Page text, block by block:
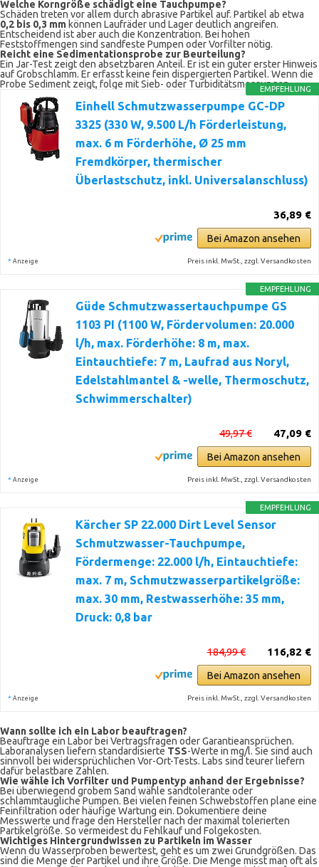
Welche Korngröße schädigt eine Tauchpumpe?
Schäden treten vor allem durch abrasive Partikel auf. Partikel ab etwa
0,2 bis 0,3 mm können Laufräder und Lager deutlich angreifen.
Entscheidend ist aber auch die Konzentration. Bei hohen
Feststoffmengen sind sandfeste Pumpen oder Vorfilter nötig.
Reicht eine Sedimentationsprobe zur Beurteilung?
Ein Jar-Test zeigt den absetzbaren Anteil. Er ist ein guter erster Hinweis
auf Grobschlamm. Er erfasst keine fein dispergierten Partikel. Wenn die
Probe Sediment zeigt, folge mit Sieb- oder Turbiditätsmessungen.
EMPFEHLUNG
Einhell Schmutzwasserpumpe GC-DP
3325 (330 W, 9.500 L/h Förderleistung,
max. 6 m Förderhöhe, Ø 25 mm
Fremdkörper, thermischer
Überlastschutz, inkl. Universalanschluss)
36,89 €
Bei Amazon ansehen
* Anzeige Preis inkl. MwSt., zzgl. Versandkosten
EMPFEHLUNG
Güde Schmutzwassertauchpumpe GS
1103 PI (1100 W, Fördervolumen: 20.000
l/h, max. Förderhöhe: 8 m, max.
Eintauchtiefe: 7 m, Laufrad aus Noryl,
Edelstahlmantel & -welle, Thermoschutz,
Schwimmerschalter)
47,09 €
49,97 €
Bei Amazon ansehen
* Anzeige Preis inkl. MwSt., zzgl. Versandkosten
EMPFEHLUNG
Kärcher SP 22.000 Dirt Level Sensor
Schmutzwasser-Tauchpumpe,
Fördermenge: 22.000 l/h, Eintauchtiefe:
max. 7 m, Schmutzwasserpartikelgröße:
max. 30 mm, Restwasserhöhe: 35 mm,
Druck: 0,8 bar
116,82 €
184,99 €
Bei Amazon ansehen
* Anzeige Preis inkl. MwSt., zzgl. Versandkosten
Wann sollte ich ein Labor beauftragen?
Beauftrage ein Labor bei Vertragsfragen oder Garantieansprüchen.
Laboranalysen liefern standardisierte TSS-Werte in mg/l. Sie sind auch
sinnvoll bei widersprüchlichen Vor-Ort-Tests. Labs sind teurer liefern
dafür belastbare Zahlen.
Wie wähle ich Vorfilter und Pumpentyp anhand der Ergebnisse?
Bei überwiegend grobem Sand wähle sandtolerante oder
schlammtaugliche Pumpen. Bei vielen feinen Schwebstoffen plane eine
Feinfiltration oder häufige Wartung ein. Dokumentiere deine
Messwerte und frage den Hersteller nach der maximal tolerierten
Partikelgröße. So vermeidest du Fehlkauf und Folgekosten.
Wichtiges Hintergrundwissen zu Partikeln im Wasser
Wenn du Wasserproben bewertest, geht es um zwei Grundgrößen. Das
sind die Menge der Partikel und ihre Größe. Die Menge misst man oft als